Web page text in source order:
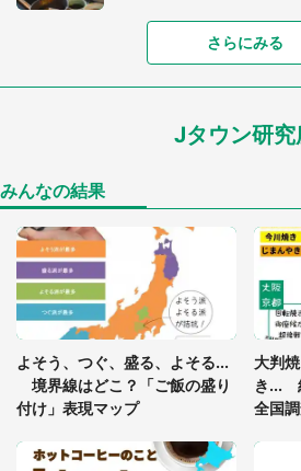
「可愛いのにホラー」「
「孫にあげると思って、
「ゾワゾワする」「本当
グっちゃってた〝野生の
「閉所恐怖症の私は新幹線
年に『手を繋いで』とお
8万人感動
7万人驚がく 「お菓子売
さらにみる
Jタウン研究
みんなの結果
よそう、つぐ、盛る、よそる...
境界線はどこ？「ご飯の盛り
付け」表現マップ
大判
き...
全国